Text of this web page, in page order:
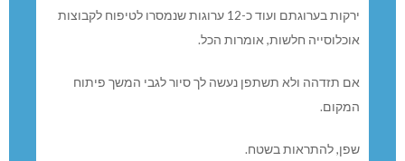
ירקות בערוגתם ועוד כ-12 ערוגות שנמסרו לטיפוח לקבוצות
אוכלוסייה חלשות, אומרות הכל.
אם תזדהה ולא תשתפן נעשה לך סיור לגבי המשך פיתוח
המקום.
שפן, להתראות בשטח.